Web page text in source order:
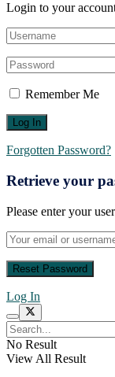
Login to your
Remember Me
Forgotten Password?
Retrieve your
Please enter your
Log In
No Result
View All Result